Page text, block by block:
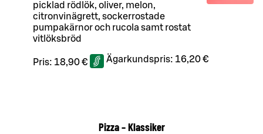
picklad rödlök, oliver, melon,
citronvinägrett, sockerrostade
pumpakärnor och rucola samt rostat
vitlöksbröd
Pris: 18,90 € Ägarkundspris: 16,20 €
Pizza – Klassiker